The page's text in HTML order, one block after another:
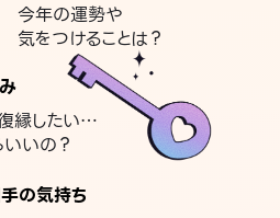
今年の運勢や
気をつけることは？
縁したい…
いいの？
の気持ち